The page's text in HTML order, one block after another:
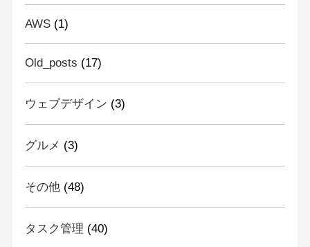
AWS(1)
Old_posts (17)
ウェブデザイン (3)
グルメ (3)
その他(48)
タスク管理 (40)